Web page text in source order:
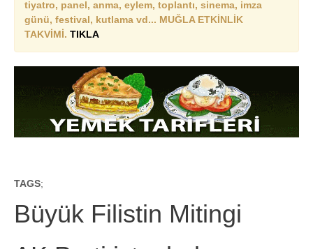
tiyatro, panel, anma, eylem, toplantı, sinema, imza
günü, festival, kutlama vd... MUĞLA ETKİNLİK
TAKVİMİ. TIKLA
TAGS;
Büyük Filistin Mitingi